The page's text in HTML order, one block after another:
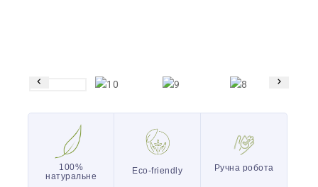
100%
натуральне
Eco-friendly Ручна робота